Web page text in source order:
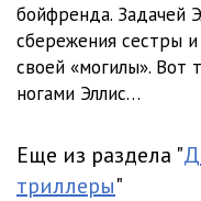
Подумай
Подумай
Подумай
бойфренда. Задачей
сбережения сестры
своей «могилы». Вот
ногами Эллис…
Еще из раздела "
триллеры"